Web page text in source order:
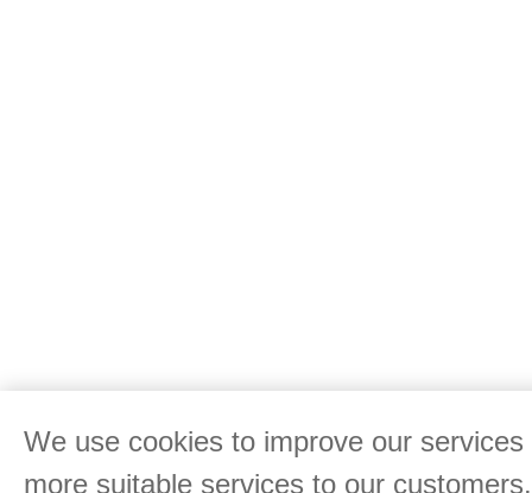
We use cookies to improve our
more suitable services to our